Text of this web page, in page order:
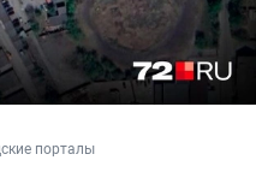
порталы